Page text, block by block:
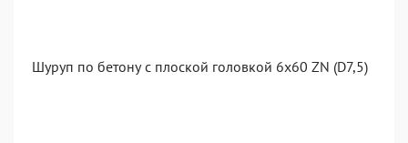
Шуруп по бетону с плоской головкой 6x60 ZN (D7,5)